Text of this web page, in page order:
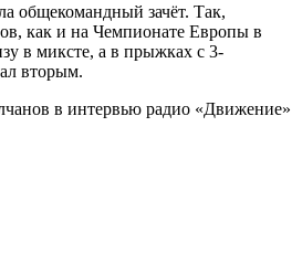
общекомандный зачёт. Так,
как и на Чемпионате Европы в
в миксте, а в прыжках с 3-
вторым.
в интервью радио «Движение»